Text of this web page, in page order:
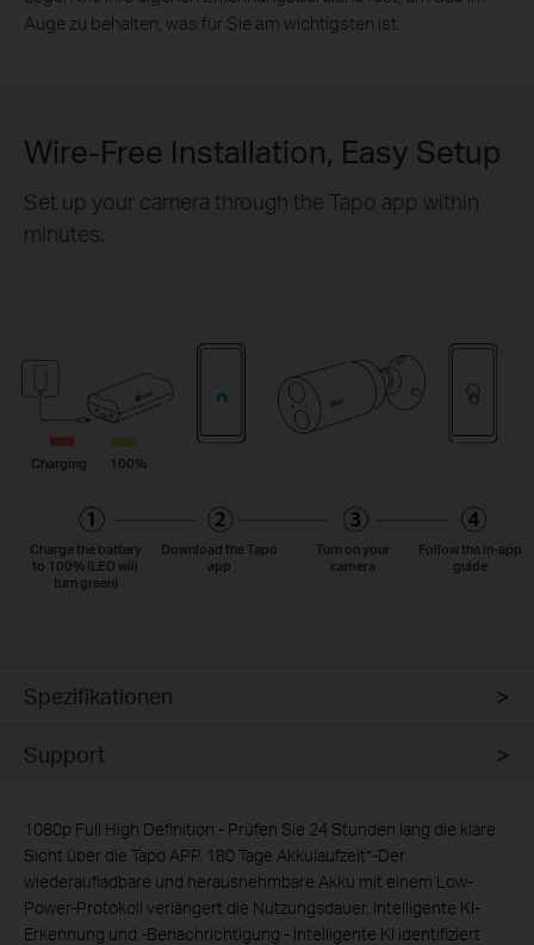
Auge zu behalten, was für Sie am wichtigsten ist.
Wire-Free Installation, Easy Setup
Set up your camera through the Tapo app within
minutes.
Charging 100%
Charge the battery
to 100% (LED will
turn green)
Download the Tapo
app
Turn on your
camera
Follow the in-app
guide
Spezifikationen
Support
1080p Full High Definition - Prüfen Sie 24 Stunden lang die klare
Sicht über die Tapo APP. 180 Tage Akkulaufzeit*-Der
wiederaufladbare und herausnehmbare Akku mit einem Low-
Power-Protokoll verlängert die Nutzungsdauer. Intelligente KI-
Erkennung und -Benachrichtigung - Intelligente KI identifiziert